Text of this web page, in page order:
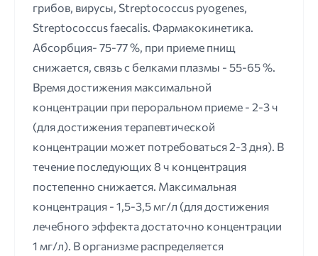
грибов, вирусы, Streptococcus pyogenes,
Streptococcus faecalis. Фармакокинетика.
Абсорбция- 75-77 %, при приеме пнищ
снижается, связь с белками плазмы - 55-65 %.
Время достижения максимальной
концентрации при пероральном приеме - 2-3 ч
(для достижения терапевтической
концентрации может потребоваться 2-3 дня). В
течение последующих 8 ч концентрация
постепенно снижается. Максимальная
концентрация - 1,5-3,5 мг/л (для достижения
лечебного эффекта достаточно концентрации
1 мг/л). В организме распределяется